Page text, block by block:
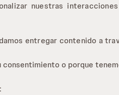
nuestras
entregar contenido a
o porque